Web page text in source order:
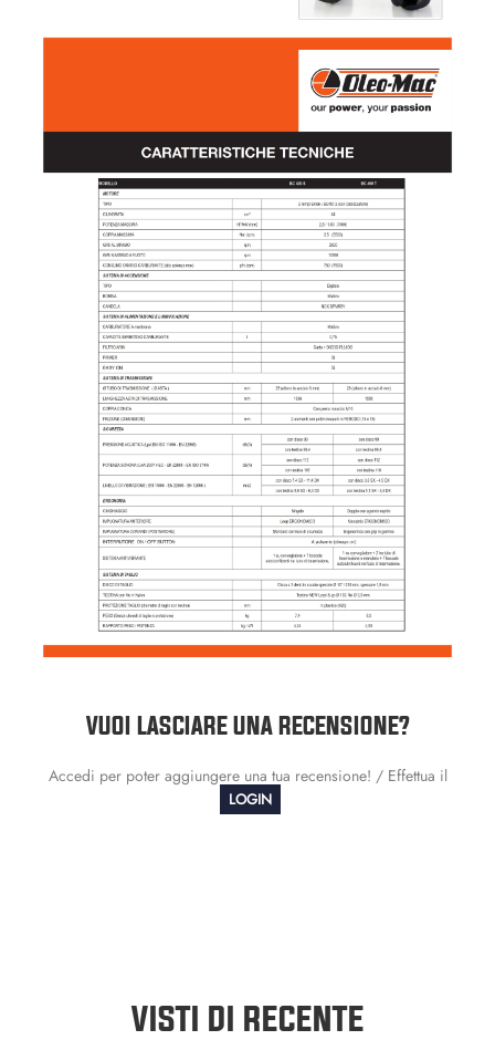
VUOI LASCIARE UNA RECENSIONE?
Accedi per poter aggiungere una tua recensione! / Effettua il
LOGIN
VISTI DI RECENTE